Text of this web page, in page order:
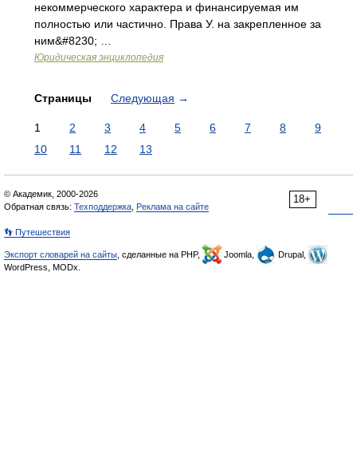
некоммерческого характера и финансируемая им
полностью или частично. Права У. на закрепленное за
ним&#8230; …
Юридическая энциклопедия
Страницы Следующая →
1 2 3 4 5 6 7 8
9
10
11 12 13
18+
© Академик, 2000-2026
Обратная связь: Техподдержка Реклама на сайте
👣 Путешествия
Экспорт словарей на сайты , сделанные на PHP, Joomla,
Drupal,
WordPress, MODx.